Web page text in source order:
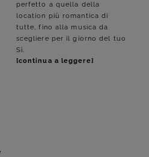
perfetto a quella della
location più romantica di
tutte, fino alla musica da
scegliere per il giorno del tuo
Sì.
[continua a leggere]